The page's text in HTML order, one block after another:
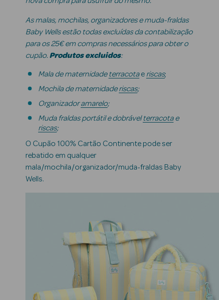
As malas, mochilas, organizadores e muda-fraldas
Baby Wells estão todas excluídas da contabilização
para os 25€ em compras necessários para obter o
cupão. Produtos excluidos:
Mala de maternidade terracotae riscas;
Mochila de maternidaderiscas;
Organizadoramarelo;
Muda fraldas portátil e dobrávelterracotae
riscas;
O Cupão 100% Cartão Continente pode ser
rebatido em qualquer
mala/mochila/organizador/muda-fraldas Baby
Wells.